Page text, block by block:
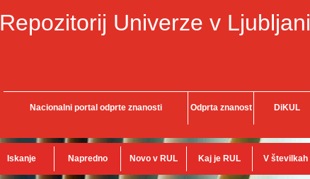
Repozitorij Univerze v Ljubljani
Nacionalni portal odprte znanosti Odprta znanost DiKUL
Iskanje Napredno Novo v RUL Kaj je RUL V številkah